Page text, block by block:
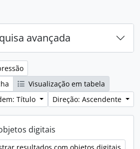
avançada
Visualização em tabela
Título
Direção: Ascendente
digitais